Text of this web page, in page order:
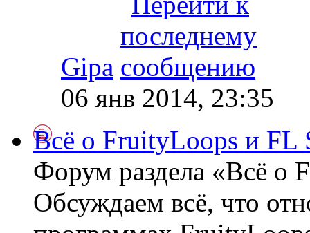
Gipa
06 янв 2014, 23:35
Всё о FruityLoops и FL
Форум раздела «Всё о
Обсуждаем всё, что